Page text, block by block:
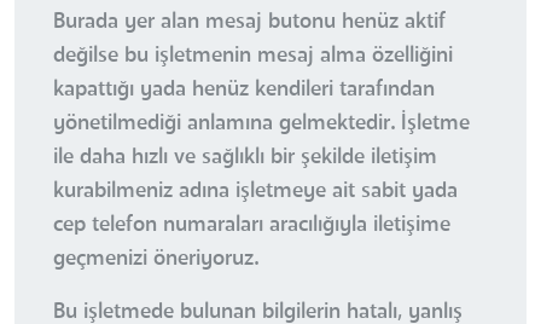
Burada yer alan mesaj butonu henüz aktif
değilse bu işletmenin mesaj alma özelliğini
kapattığı yada henüz kendileri tarafından
yönetilmediği anlamına gelmektedir. İşletme
ile daha hızlı ve sağlıklı bir şekilde iletişim
kurabilmeniz adına işletmeye ait sabit yada
cep telefon numaraları aracılığıyla iletişime
geçmenizi öneriyoruz.
Bu işletmede bulunan bilgilerin hatalı, yanlış